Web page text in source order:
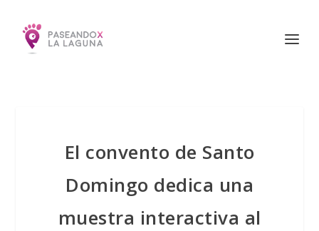
El convento de Santo
Domingo dedica una
muestra interactiva al